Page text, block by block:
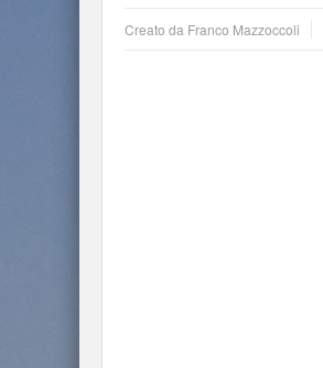
Creato da Franco Mazzoccoli